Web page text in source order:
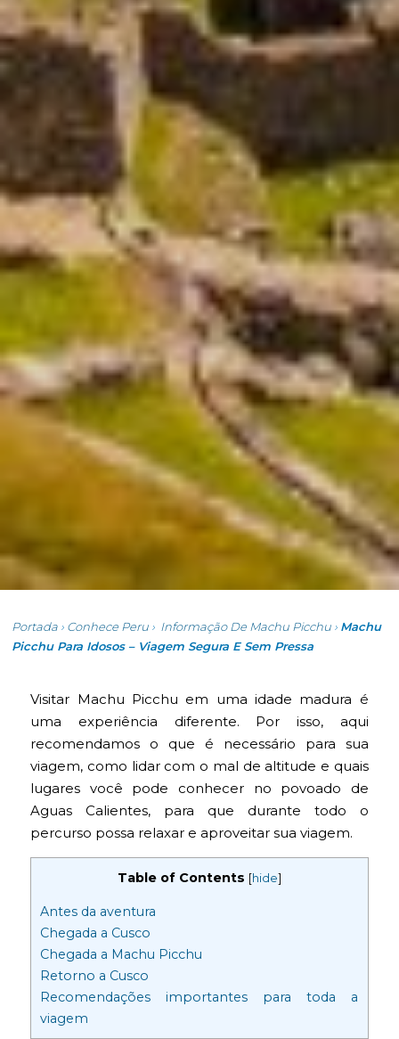
Portada › Conhece Peru › Informação De Machu Picchu › Machu
Picchu Para Idosos – Viagem Segura E Sem Pressa
Visitar Machu Picchu em uma idade madura é
uma experiência diferente. Por isso, aqui
recomendamos o que é necessário para sua
viagem, como lidar com o mal de altitude e quais
lugares você pode conhecer no povoado de
Aguas Calientes, para que durante todo o
percurso possa relaxar e aproveitar sua viagem.
Table of Contents [hide]
Antes da aventura
Chegada a Cusco
Chegada a Machu Picchu
Retorno a Cusco
Recomendações importantes para toda a
viagem